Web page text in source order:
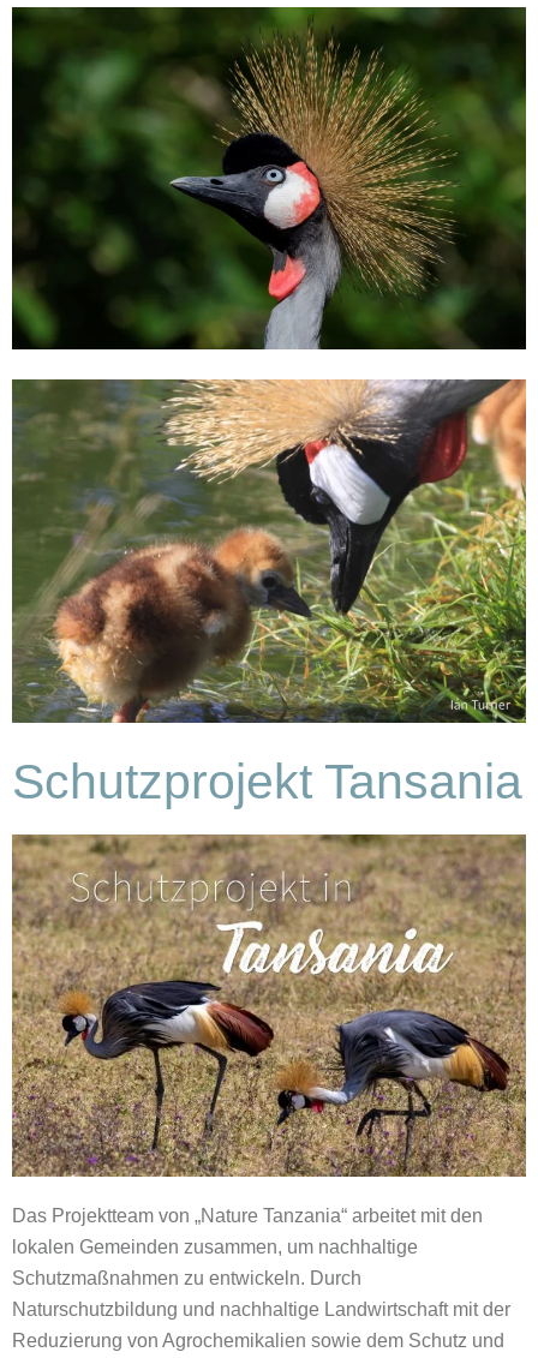
Schutzprojekt Tansania
Das Projektteam von „Nature Tanzania“ arbeitet mit den
lokalen Gemeinden zusammen, um nachhaltige
Schutzmaßnahmen zu entwickeln. Durch
Naturschutzbildung und nachhaltige Landwirtschaft mit der
Reduzierung von Agrochemikalien sowie dem Schutz und